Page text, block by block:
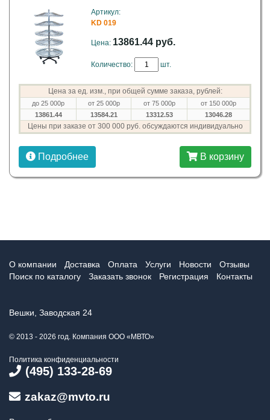
Артикул:
KD 019
Цена: 13861.44 руб.
Количество: шт.
Цена за ед. изм., при общей сумме заказа, рублей:
до 25 000р от 25 000р от 75 000р
от 150 000р
13861.44
13584.21 13312.53 13046.28
Цены при заказе от 300 000 руб. обсуждаются индивидуально
Подробнее В корзину
О компании Доставка Оплата Услуги Новости
Отзывы
Поиск по каталогу
Заказать звонок Регистрация Контакты
Вешки, Заводская 24
© 2013 - 2026 год. Компания ООО «МВТО»
Политика конфиденциальности
(495) 133-28-69
zakaz@mvto.ru